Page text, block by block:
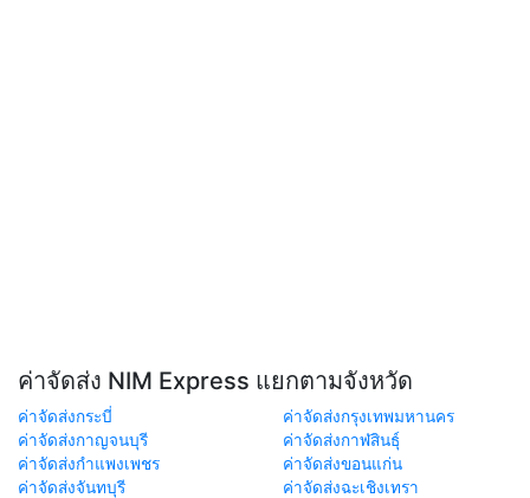
ค่าจัดส่ง NIM Express แยกตามจังหวัด
ค่าจัดส่งกระบี่
ค่าจัดส่งกรุงเทพมหานคร
ค่าจัดส่งกาญจนบุรี
ค่าจัดส่งกาฬสินธุ์
ค่าจัดส่งกำแพงเพชร
ค่าจัดส่งขอนแก่น
ค่าจัดส่งจันทบุรี
ค่าจัดส่งฉะเชิงเทรา